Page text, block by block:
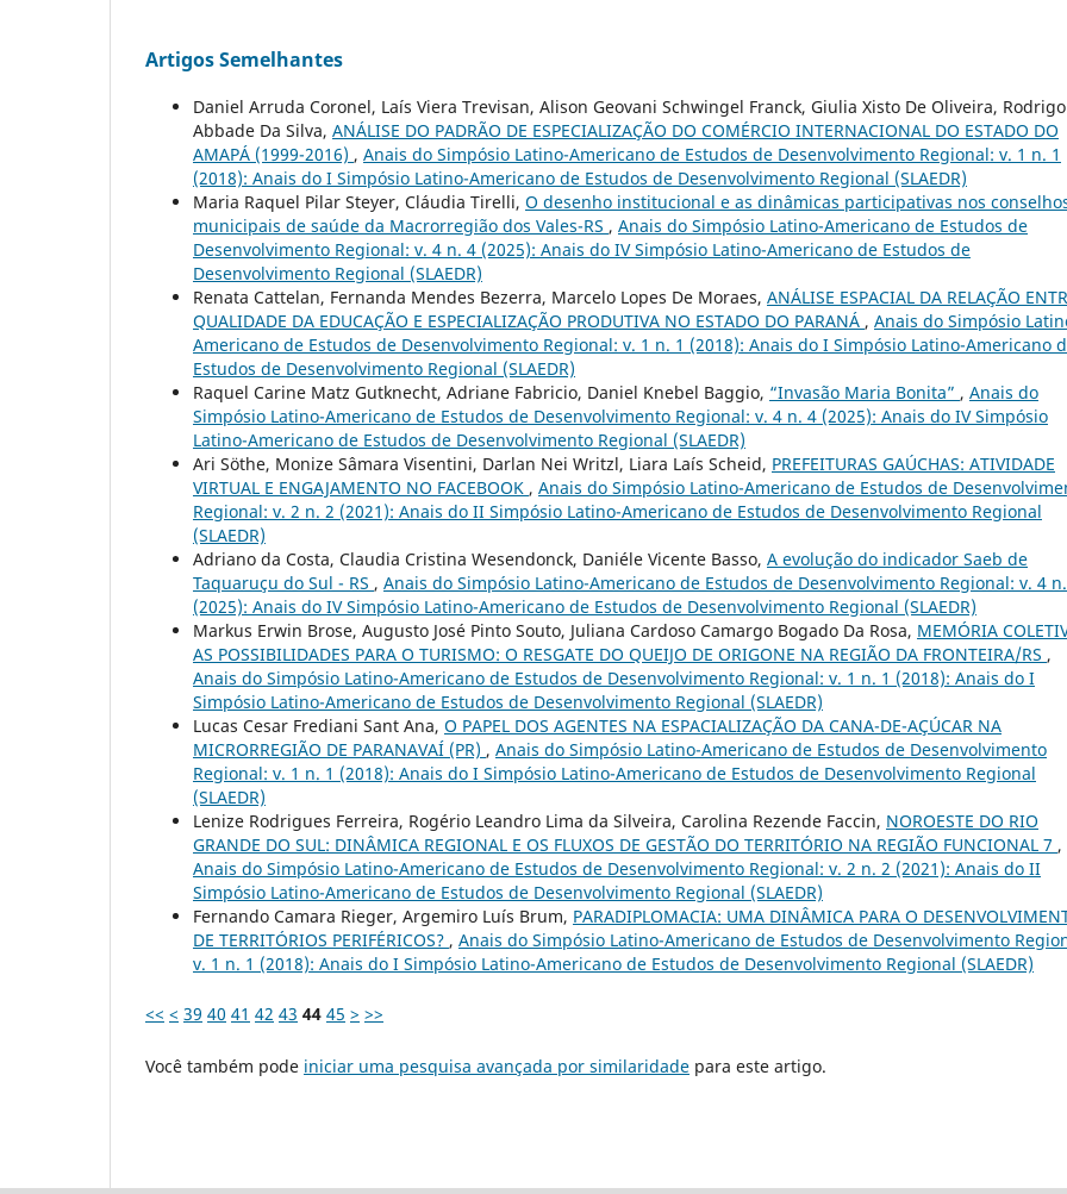
Artigos Semelhantes
Daniel Arruda Coronel, Laís Viera Trevisan, Alison Geovani Schwingel Franck, Giulia Xisto De Oliveira, Rodrigo
Abbade Da Silva, ANÁLISE DO PADRÃO DE ESPECIALIZAÇÃO DO COMÉRCIO INTERNACIONAL DO ESTADO DO
AMAPÁ (1999-2016) , Anais do Simpósio Latino-Americano de Estudos de Desenvolvimento Regional: v. 1 n. 1
(2018): Anais do I Simpósio Latino-Americano de Estudos de Desenvolvimento Regional (SLAEDR)
Maria Raquel Pilar Steyer, Cláudia Tirelli, O desenho institucional e as dinâmicas participativas nos
municipais de saúde da Macrorregião dos Vales-RS , Anais do Simpósio Latino-Americano de Estudos de
Desenvolvimento Regional: v. 4 n. 4 (2025): Anais do IV Simpósio Latino-Americano de Estudos de
Desenvolvimento Regional (SLAEDR)
Renata Cattelan, Fernanda Mendes Bezerra, Marcelo Lopes De Moraes, ANÁLISE ESPACIAL DA RELAÇÃO
QUALIDADE DA EDUCAÇÃO E ESPECIALIZAÇÃO PRODUTIVA NO ESTADO DO PARANÁ , Anais do Simpósio
Americano de Estudos de Desenvolvimento Regional: v. 1 n. 1 (2018): Anais do I Simpósio Latino-Americano
Estudos de Desenvolvimento Regional (SLAEDR)
Raquel Carine Matz Gutknecht, Adriane Fabricio, Daniel Knebel Baggio, “Invasão Maria Bonita” , Anais do
Simpósio Latino-Americano de Estudos de Desenvolvimento Regional: v. 4 n. 4 (2025): Anais do IV Simpósio
Latino-Americano de Estudos de Desenvolvimento Regional (SLAEDR)
Ari Söthe, Monize Sâmara Visentini, Darlan Nei Writzl, Liara Laís Scheid, PREFEITURAS GAÚCHAS: ATIVIDADE
VIRTUAL E ENGAJAMENTO NO FACEBOOK , Anais do Simpósio Latino-Americano de Estudos de
Regional: v. 2 n. 2 (2021): Anais do II Simpósio Latino-Americano de Estudos de Desenvolvimento Regional
(SLAEDR)
Adriano da Costa, Claudia Cristina Wesendonck, Daniéle Vicente Basso, A evolução do indicador Saeb de
Taquaruçu do Sul - RS , Anais do Simpósio Latino-Americano de Estudos de Desenvolvimento Regional: v. 4
(2025): Anais do IV Simpósio Latino-Americano de Estudos de Desenvolvimento Regional (SLAEDR)
Markus Erwin Brose, Augusto José Pinto Souto, Juliana Cardoso Camargo Bogado Da Rosa, MEMÓRIA
AS POSSIBILIDADES PARA O TURISMO: O RESGATE DO QUEIJO DE ORIGONE NA REGIÃO DA FRONTEIRA/RS ,
Anais do Simpósio Latino-Americano de Estudos de Desenvolvimento Regional: v. 1 n. 1 (2018): Anais do I
Simpósio Latino-Americano de Estudos de Desenvolvimento Regional (SLAEDR)
Lucas Cesar Frediani Sant Ana, O PAPEL DOS AGENTES NA ESPACIALIZAÇÃO DA CANA-DE-AÇÚCAR NA
MICRORREGIÃO DE PARANAVAÍ (PR) , Anais do Simpósio Latino-Americano de Estudos de Desenvolvimento
Regional: v. 1 n. 1 (2018): Anais do I Simpósio Latino-Americano de Estudos de Desenvolvimento Regional
(SLAEDR)
Lenize Rodrigues Ferreira, Rogério Leandro Lima da Silveira, Carolina Rezende Faccin, NOROESTE DO RIO
GRANDE DO SUL: DINÂMICA REGIONAL E OS FLUXOS DE GESTÃO DO TERRITÓRIO NA REGIÃO FUNCIONAL 7 ,
Anais do Simpósio Latino-Americano de Estudos de Desenvolvimento Regional: v. 2 n. 2 (2021): Anais do II
Simpósio Latino-Americano de Estudos de Desenvolvimento Regional (SLAEDR)
Fernando Camara Rieger, Argemiro Luís Brum, PARADIPLOMACIA: UMA DINÂMICA PARA O
DE TERRITÓRIOS PERIFÉRICOS? , Anais do Simpósio Latino-Americano de Estudos de Desenvolvimento
v. 1 n. 1 (2018): Anais do I Simpósio Latino-Americano de Estudos de Desenvolvimento Regional (SLAEDR)
<< < 39 40 41 42 43 44 45 > >>
Você também pode iniciar uma pesquisa avançada por similaridade para este artigo.